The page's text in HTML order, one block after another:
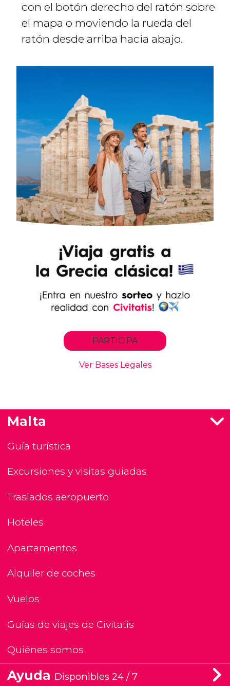
con el botón derecho del ratón sobre
el mapa o moviendo la rueda del
ratón desde arriba hacia abajo.
Malta
Guía turística
Excursiones y visitas guiadas
Traslados aeropuerto
Hoteles
Apartamentos
Alquiler de coches
Vuelos
Guías de viajes de Civitatis
Quiénes somos
Ayuda Disponibles 24 / 7